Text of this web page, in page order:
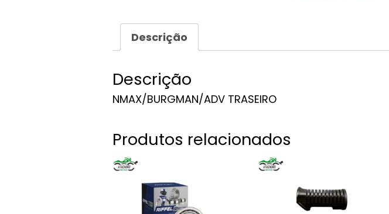
Descrição
Descrição
NMAX/BURGMAN/ADV TRASEIRO
Produtos relacionados